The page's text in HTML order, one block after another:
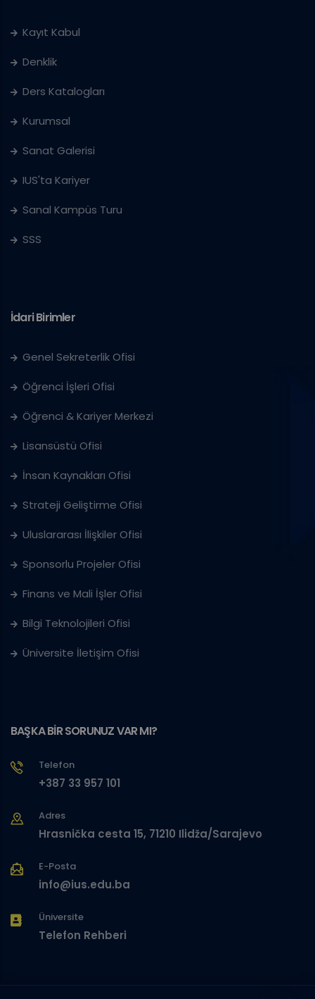
Kayıt Kabul
Denklik
Ders Katalogları
Kurumsal
Sanat Galerisi
IUS'ta Kariyer
Sanal Kampüs Turu
SSS
İdari Birimler
Genel Sekreterlik Ofisi
Öğrenci İşleri Ofisi
Öğrenci & Kariyer Merkezi
Lisansüstü Ofisi
İnsan Kaynakları Ofisi
Strateji Geliştirme Ofisi
Uluslararası İlişkiler Ofisi
Sponsorlu Projeler Ofisi
Finans ve Mali İşler Ofisi
Bilgi Teknolojileri Ofisi
Üniversite İletişim Ofisi
BAŞKA BİR SORUNUZ VAR MI?
Telefon
+387 33 957 101
Adres
Hrasnička cesta 15, 71210 Ilidža/Sarajevo
E-Posta
info@ius.edu.ba
Üniversite
Telefon Rehberi